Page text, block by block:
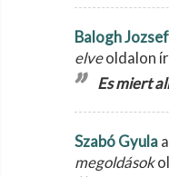
Balogh Jozsef
elveoldalon
Es miert
Szabó Gyula
megoldások